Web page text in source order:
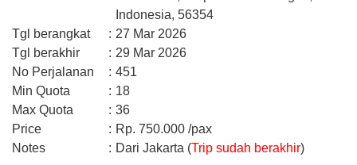
Indonesia, 56354
Tgl berangkat
: 27 Mar 2026
Tgl berakhir
: 29 Mar 2026
No Perjalanan
: 451
Min Quota
: 18
Max Quota
: 36
Price
: Rp. 750.000 /pax
Notes
: Dari Jakarta (Trip sudah berakhir)